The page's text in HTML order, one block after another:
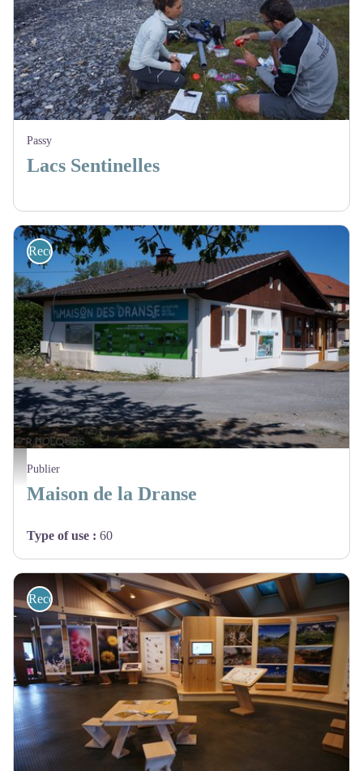
Passy
Lacs Sentinelles
@RemiDolques
Recommended sites
Publier
Maison de la Dranse
Type of use : 60
Recommended sites